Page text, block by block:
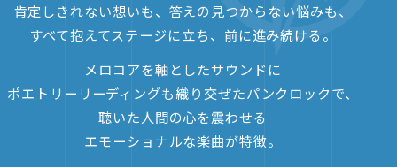
肯定しきれない想いも、答えの見つからない悩みも、
すべて抱えてステージに立ち、前に進み続ける。
メロコアを軸としたサウンドに
ポエトリーリーディングも織り交ぜたパンクロックで、
聴いた人間の心を震わせる
エモーショナルな楽曲が特徴。